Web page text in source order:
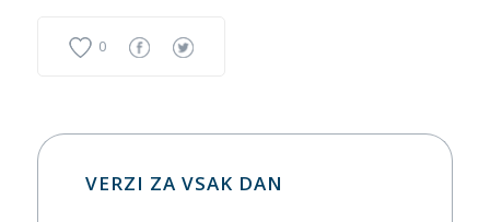
0
VERZI ZA VSAK DAN